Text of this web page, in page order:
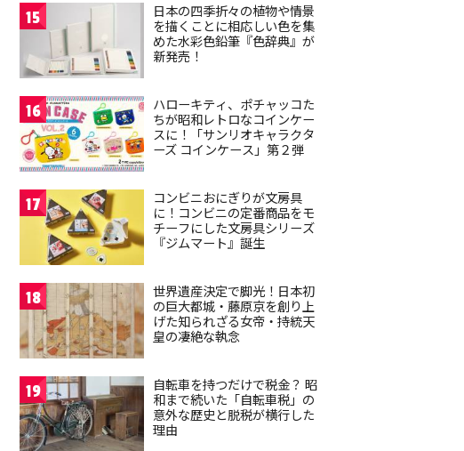
15
日本の四季折々の植物や情景
を描くことに相応しい色を集
めた水彩色鉛筆『色辞典』が
新発売！
16
ハローキティ、ポチャッコた
ちが昭和レトロなコインケー
スに！「サンリオキャラクタ
ーズ コインケース」第２弾
17
コンビニおにぎりが文房具
に！コンビニの定番商品をモ
チーフにした文房具シリーズ
『ジムマート』誕生
18
世界遺産決定で脚光！日本初
の巨大都城・藤原京を創り上
げた知られざる女帝・持統天
皇の凄絶な執念
19
自転車を持つだけで税金？ 昭
和まで続いた「自転車税」の
意外な歴史と脱税が横行した
理由